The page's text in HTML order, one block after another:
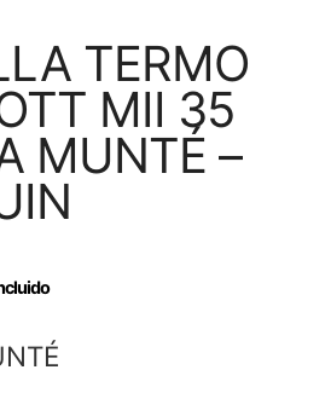
TERMO
MII 35
MUNTÉ –